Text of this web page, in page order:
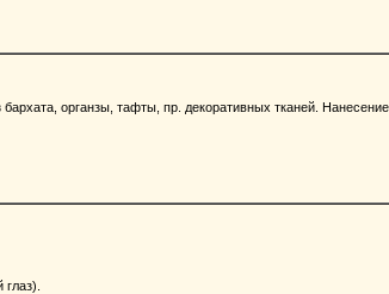
органзы, тафты, пр. декоративных тканей. Нанесение